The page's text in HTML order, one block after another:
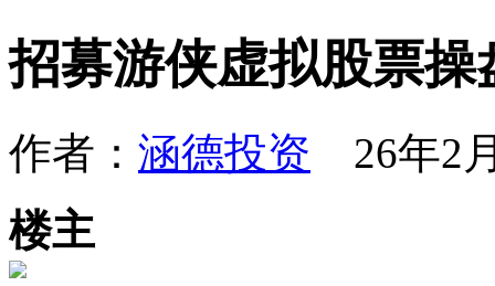
招募游侠虚拟股票
作者： 涵德投资 26年2
楼主